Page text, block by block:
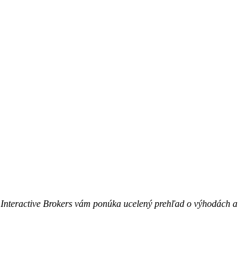
Brokers vám ponúka ucelený prehľad o výhodách a